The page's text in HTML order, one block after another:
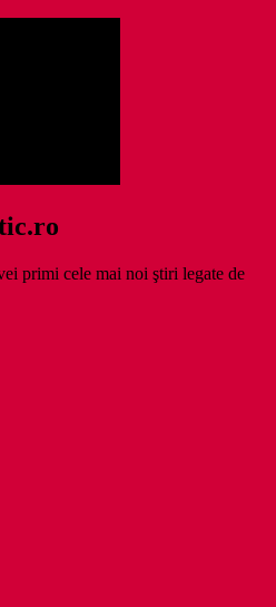
primi cele mai noi ştiri legate de